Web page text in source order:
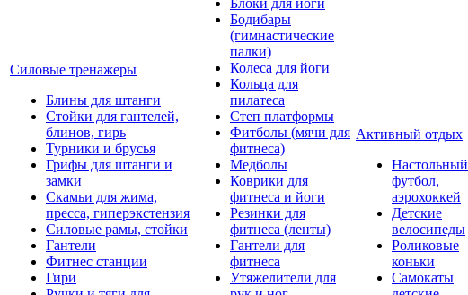
Силовые тренажеры
Блины для штанги
Стойки для гантелей,
блинов, гирь
Турники и брусья
Грифы для штанги и
замки
Скамьи для жима,
пресса, гиперэкстензия
Силовые рамы, стойки
Гантели
Фитнес станции
Гири
Блоки для йоги
Бодибары
(гимнастические
палки)
Колеса для йоги
Кольца для
пилатеса
Степ платформы
Фитболы (мячи для
фитнеса)
Медболы
Коврики для
фитнеса и йоги
Резинки для
фитнеса (ленты)
Гантели для
фитнеса
Утяжелители для
Активный отдых
Настольный
футбол,
аэрохоккей
Детские
велосипеды
Роликовые
коньки
Самокаты